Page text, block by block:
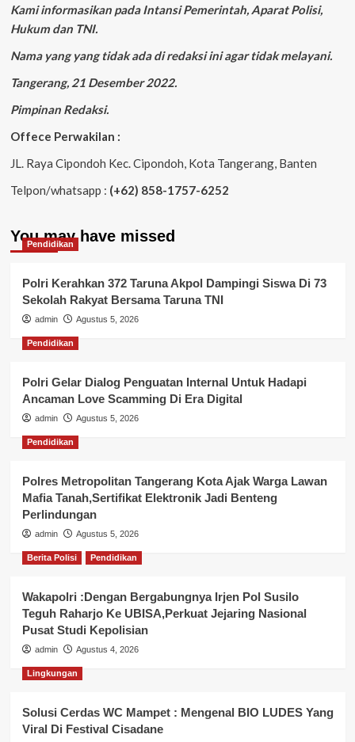
Kami informasikan pada Intansi Pemerintah, Aparat Polisi,
Hukum dan TNI.
Nama yang yang tidak ada di redaksi ini agar tidak melayani.
Tangerang, 21 Desember 2022.
Pimpinan Redaksi.
Offece Perwakilan :
JL. Raya Cipondoh Kec. Cipondoh, Kota Tangerang, Banten
Telpon/whatsapp : (+62) 858-1757-6252
You may have missed
Pendidikan
Polri Kerahkan 372 Taruna Akpol Dampingi Siswa Di 73
Sekolah Rakyat Bersama Taruna TNI
admin Agustus 5, 2026
Pendidikan
Polri Gelar Dialog Penguatan Internal Untuk Hadapi
Ancaman Love Scamming Di Era Digital
admin Agustus 5, 2026
Pendidikan
Polres Metropolitan Tangerang Kota Ajak Warga Lawan
Mafia Tanah,Sertifikat Elektronik Jadi Benteng
Perlindungan
admin Agustus 5, 2026
Berita Polisi Pendidikan
Wakapolri :Dengan Bergabungnya Irjen Pol Susilo
Teguh Raharjo Ke UBISA,Perkuat Jejaring Nasional
Pusat Studi Kepolisian
admin Agustus 4, 2026
Lingkungan
Solusi Cerdas WC Mampet : Mengenal BIO LUDES Yang
Viral Di Festival Cisadane